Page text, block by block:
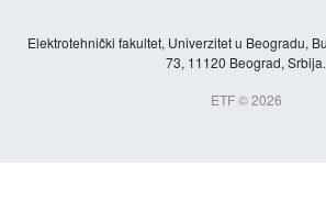
Elektrotehnički fakultet, Univerzitet u Beogradu,
73, 11120 Beograd, Srbija.
ETF © 2026